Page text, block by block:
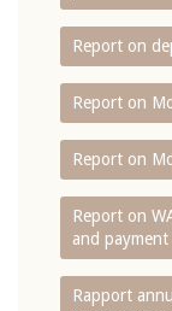
Report on
Report on
Report on
Report on
and
Rapport